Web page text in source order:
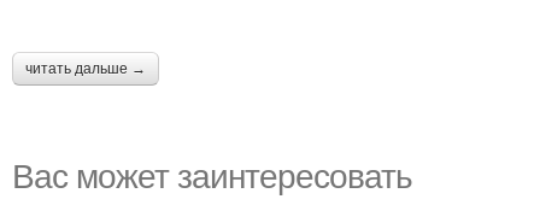
читать дальше →
Вас может заинтересовать